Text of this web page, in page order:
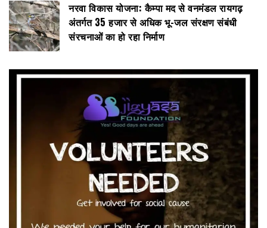
नरवा विकास योजना: कैम्पा मद से वनमंडल रायगढ़
अंतर्गत 35 हजार से अधिक भू-जल संरक्षण संबंधी
संरचनाओं का हो रहा निर्माण